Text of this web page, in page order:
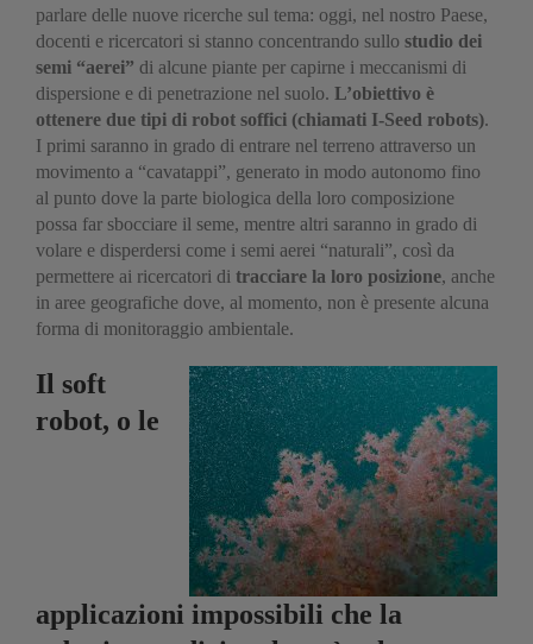
parlare delle nuove ricerche sul tema: oggi, nel nostro Paese,
docenti e ricercatori si stanno concentrando sullo studio dei
semi “aerei” di alcune piante per capirne i meccanismi di
dispersione e di penetrazione nel suolo. L’obiettivo è
ottenere due tipi di robot soffici (chiamati I-Seed robots).
I primi saranno in grado di entrare nel terreno attraverso un
movimento a “cavatappi”, generato in modo autonomo fino
al punto dove la parte biologica della loro composizione
possa far sbocciare il seme, mentre altri saranno in grado di
volare e disperdersi come i semi aerei “naturali”, così da
permettere ai ricercatori di tracciare la loro posizione, anche
in aree geografiche dove, al momento, non è presente alcuna
forma di monitoraggio ambientale.
Il soft
robot, o le
applicazioni impossibili che la